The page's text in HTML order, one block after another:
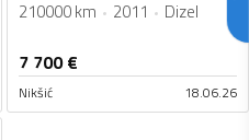
210000 km 2011 Dizel
7 700€
Nikšić 18.06.26